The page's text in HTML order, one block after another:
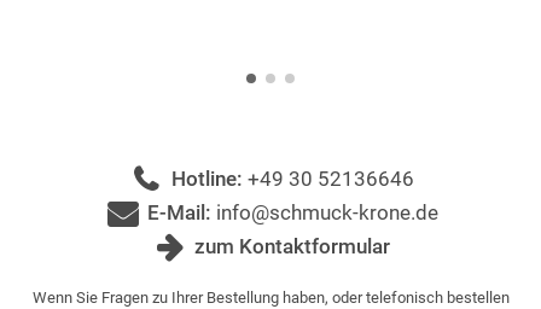
Hotline: +49 30 52136646
E-Mail: info@schmuck-krone.de
zum Kontaktformular
Wenn Sie Fragen zu Ihrer Bestellung haben, oder telefonisch bestellen